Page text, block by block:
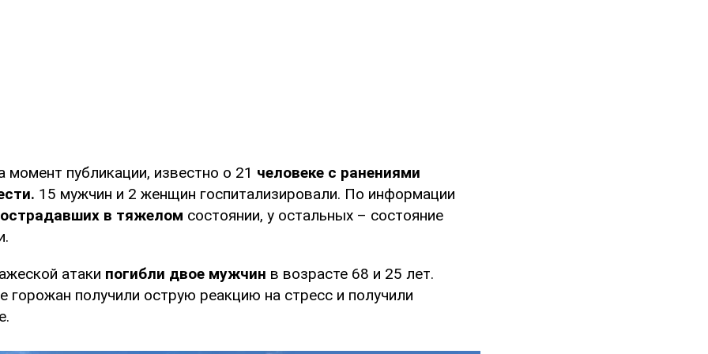
публикации, известно о 21 человеке с ранениями
15 мужчин и 2 женщин госпитализировали. По информации
в тяжелом состоянии, у остальных – состояние
атаки погибли двое мужчин в возрасте 68 и 25 лет.
горожан получили острую реакцию на стресс и получили